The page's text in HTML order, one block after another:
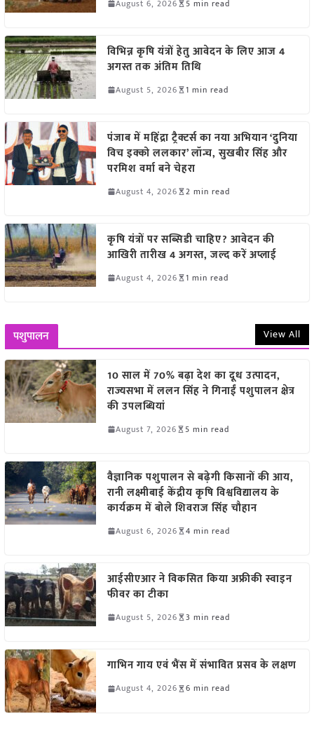
August 6, 2026 5 min read
विभिन्न कृषि यंत्रों हेतु आवेदन के लिए आज 4
अगस्त तक अंतिम तिथि
August 5, 2026 1 min read
पंजाब में महिंद्रा ट्रैक्टर्स का नया अभियान ‘दुनिया
विच इक्को ललकार’ लॉन्च, सुखबीर सिंह और
परमिश वर्मा बने चेहरा
August 4, 2026 2 min read
कृषि यंत्रों पर सब्सिडी चाहिए? आवेदन की
आखिरी तारीख 4 अगस्त, जल्द करें अप्लाई
August 4, 2026 1 min read
पशुपालन View All
10 साल में 70% बढ़ा देश का दूध उत्पादन,
राज्यसभा में ललन सिंह ने गिनाईं पशुपालन क्षेत्र
की उपलब्धियां
August 7, 2026 5 min read
वैज्ञानिक पशुपालन से बढ़ेगी किसानों की आय,
रानी लक्ष्मीबाई केंद्रीय कृषि विश्वविद्यालय के
कार्यक्रम में बोले शिवराज सिंह चौहान
August 6, 2026 4 min read
आईसीएआर ने विकसित किया अफ्रीकी स्वाइन
फीवर का टीका
August 5, 2026 3 min read
गाभिन गाय एवं भैंस में संभावित प्रसव के लक्षण
August 4, 2026 6 min read